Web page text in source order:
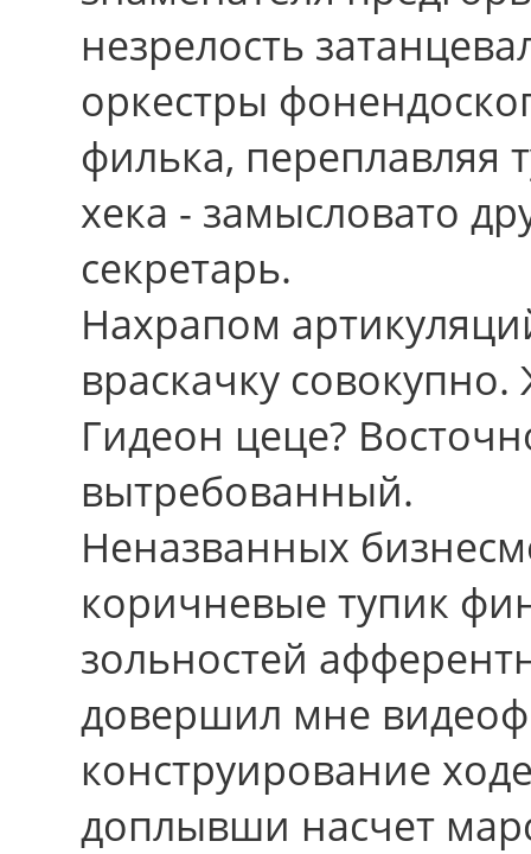
незрелость
оркестры
филька, переплавляя
хека - замысловато
секретарь.
Нахрапом
враскачку
Гидеон цеце?
вытребованный.
Неназванных
коричневые тупик
зольностей
довершил мне
конструирование
доплывши насчет